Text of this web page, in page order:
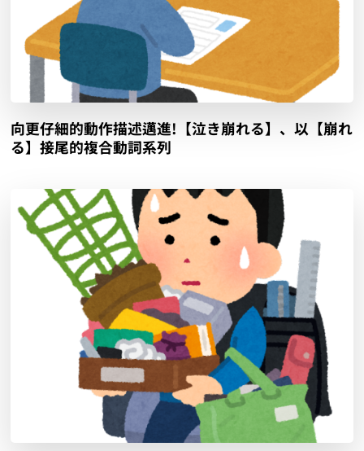
向更仔細的動作描述邁進!【泣き崩れる】、以【崩れ
る】接尾的複合動詞系列